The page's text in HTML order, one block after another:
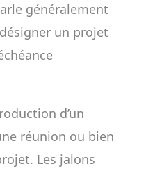
généralement
un projet
d’un
réunion ou bien
Les jalons